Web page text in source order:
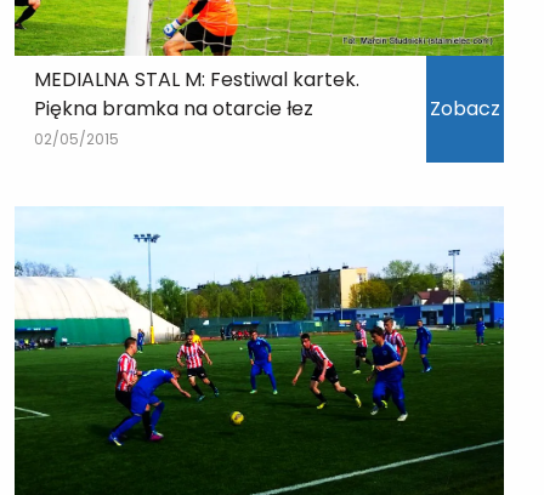
MEDIALNA STAL M: Festiwal kartek.
Piękna bramka na otarcie łez
02/05/2015
Zobacz